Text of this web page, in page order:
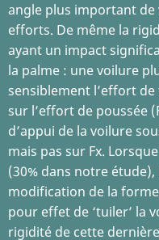
angle plus important de
efforts. De même la
ayant un impact
la palme : une voilure
sensiblement l’effort
sur l’effort de poussée
d’appui de la voilure
mais pas sur Fx.
(30% dans notre
modification de la
pour effet de ‘tuiler’ la
rigidité de cette